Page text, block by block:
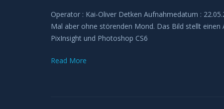
Operator : Kai-Oliver Detken Aufnahmedatum :
Mal aber ohne störenden Mond. Das Bild stellt
PixInsight und Photoshop CS6
Read More